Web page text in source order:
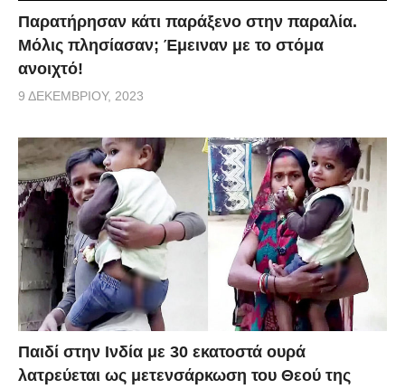
Παρατήρησαν κάτι παράξενο στην παραλία.
Μόλις πλησίασαν; Έμειναν με το στόμα
ανοιχτό!
9 ΔΕΚΕΜΒΡΊΟΥ, 2023
Παιδί στην Ινδία με 30 εκατοστά ουρά
λατρεύεται ως μετενσάρκωση του Θεού της